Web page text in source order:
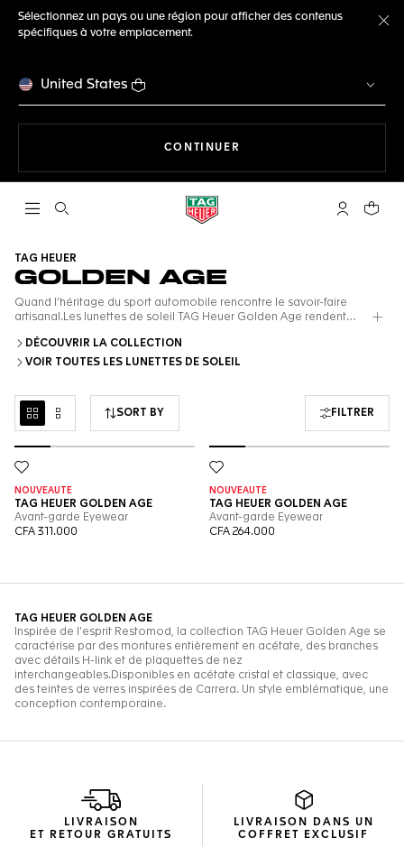
Sélectionnez un pays ou une région pour afficher des contenus
spécifiques à votre emplacement.
United States
CONTINUER
Ouvrir la barre de recherche Compte My
Votre
LIVRAISON
ET RETOUR GRATUITS
LIVRAISON DANS UN
COFFRET EXCLUSIF